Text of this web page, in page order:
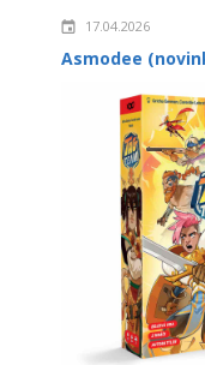
17.04.2026
Asmodee